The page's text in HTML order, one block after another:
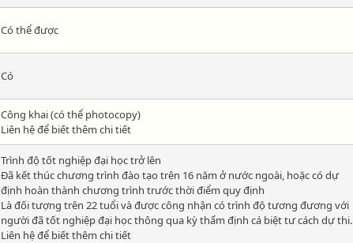
Có thể được
Có
Công khai (có thể photocopy)
Liên hệ để biết thêm chi tiết
Trình độ tốt nghiệp đại học trở lên
Đã kết thúc chương trình đào tạo trên 16 năm ở nước ngoài, hoặc có dự
định hoàn thành chương trình trước thời điểm quy định
Là đối tượng trên 22 tuổi và được công nhận có trình độ tương đương với
người đã tốt nghiệp đại học thông qua kỳ thẩm định cá biệt tư cách dự thi.
Liên hệ để biết thêm chi tiết